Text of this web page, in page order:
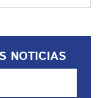
NOTICIAS